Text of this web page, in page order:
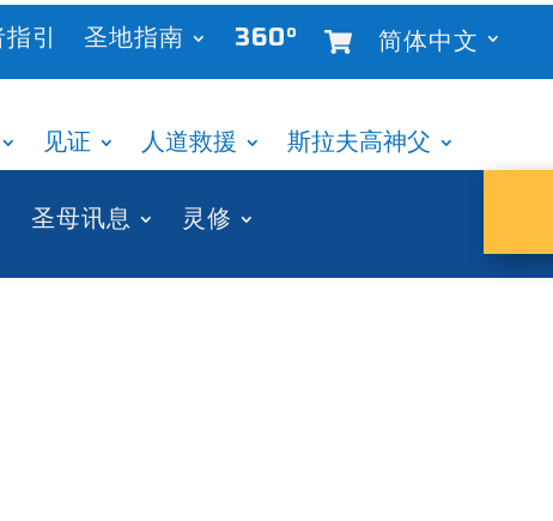
引 圣地指南 360° 简体中文
见证 人道救援 斯拉夫高神父
圣母讯息 灵修